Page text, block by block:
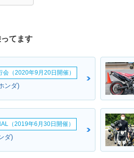
てます
（2020年9月20日開催）
ンダ)
（2019年6月30日開催）
ダ)